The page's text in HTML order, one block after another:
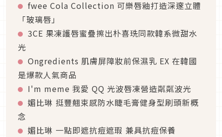
fwee Cola Collection 可樂唇釉打造深邃立體
「玻璃唇」
3CE 果凍護唇蜜疊擦出朴喜珗同款韓系微甜水
光
Ongredients 肌膚屏障妝前保濕乳 EX 在韓國
是爆款人氣商品
I'm meme 我愛 QQ 光波唇凍營造粼粼波光
媚比琳 挺豐翹束感防水睫毛膏健身型刷頭新概
念
媚比琳 一點即遮抗痘遮瑕 兼具抗痘保養